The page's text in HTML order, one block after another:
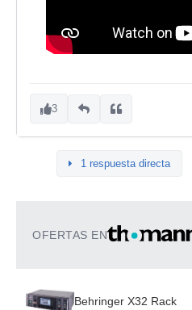
3
1 respuesta directa
OFERTAS EN
Behringer X32 Rack